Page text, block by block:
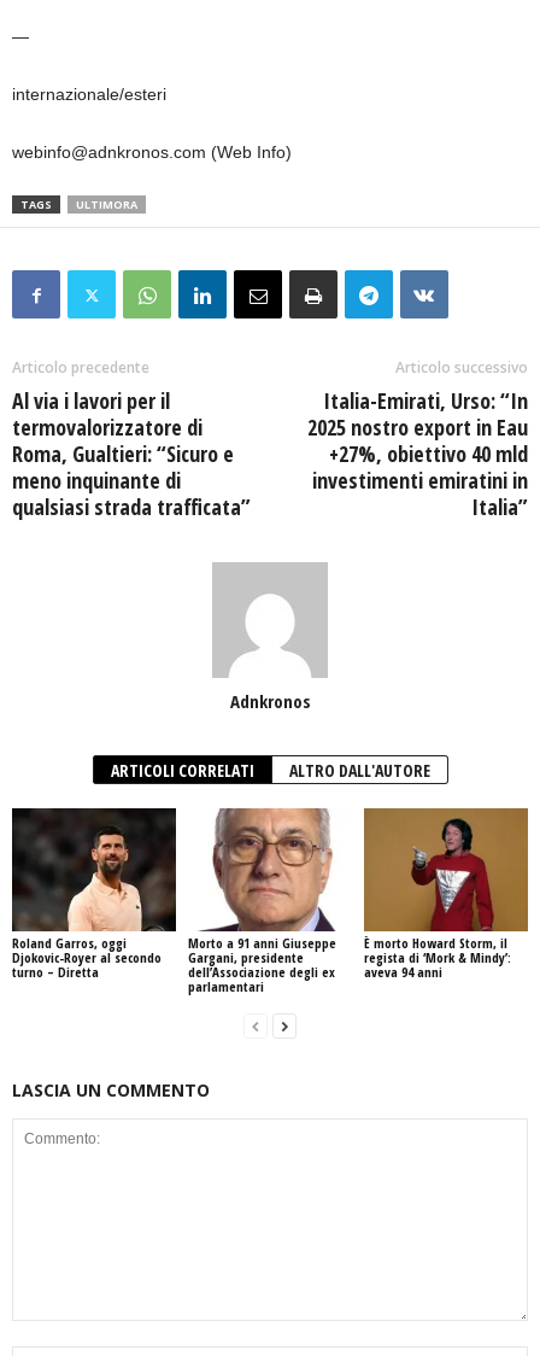
—
internazionale/esteri
webinfo@adnkronos.com (Web Info)
TAGS ULTIMORA
Articolo precedente
Al via i lavori per il
termovalorizzatore di
Roma, Gualtieri: “Sicuro e
meno inquinante di
qualsiasi strada trafficata”
Articolo successivo
Italia-Emirati, Urso: “In
2025 nostro export in Eau
+27%, obiettivo 40 mld
investimenti emiratini in
Italia”
Adnkronos
ARTICOLI CORRELATI ALTRO DALL'AUTORE
Roland Garros, oggi
Djokovic-Royer al secondo
turno – Diretta
Morto a 91 anni Giuseppe
Gargani, presidente
dell’Associazione degli ex
parlamentari
È morto Howard Storm, il
regista di ‘Mork & Mindy’:
aveva 94 anni
LASCIA UN COMMENTO